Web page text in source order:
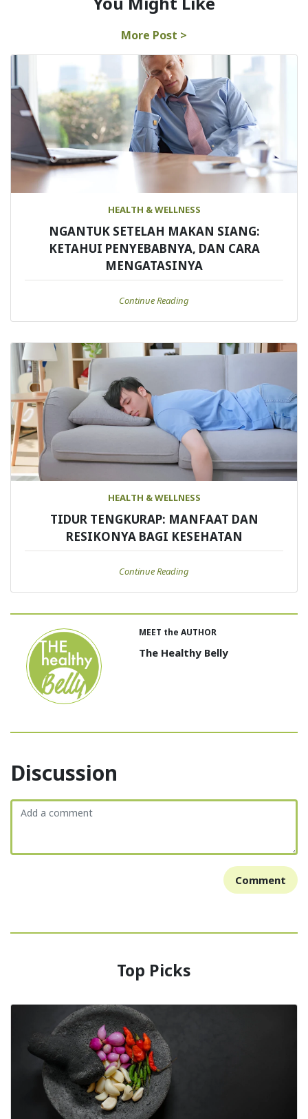
More Post >
HEALTH & WELLNESS
NGANTUK SETELAH MAKAN SIANG:
KETAHUI PENYEBABNYA, DAN CARA
MENGATASINYA
Continue Reading
HEALTH & WELLNESS
TIDUR TENGKURAP: MANFAAT DAN
RESIKONYA BAGI KESEHATAN
Continue Reading
MEET the AUTHOR
The Healthy Belly
Discussion
Comment
Top Picks